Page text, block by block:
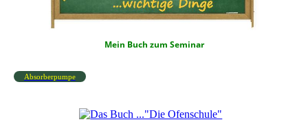
Mein Buch zum Seminar
Absorberpumpe